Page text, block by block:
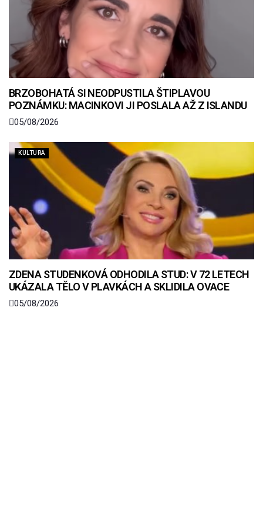
BRZOBOHATÁ SI NEODPUSTILA ŠTIPLAVOU
POZNÁMKU: MACINKOVI JI POSLALA AŽ Z ISLANDU
05/08/2026
KULTURA
ZDENA STUDENKOVÁ ODHODILA STUD: V 72 LETECH
UKÁZALA TĚLO V PLAVKÁCH A SKLIDILA OVACE
05/08/2026